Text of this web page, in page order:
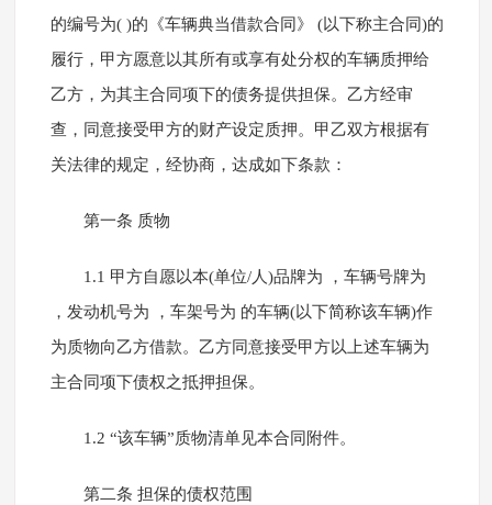
的编号为( )的《车辆典当借款合同》 (以下称主合同)的
履行，甲方愿意以其所有或享有处分权的车辆质押给
乙方，为其主合同项下的债务提供担保。乙方经审
查，同意接受甲方的财产设定质押。甲乙双方根据有
关法律的规定，经协商，达成如下条款：
第一条 质物
1.1 甲方自愿以本(单位/人)品牌为 ，车辆号牌为
，发动机号为 ，车架号为 的车辆(以下简称该车辆)作
为质物向乙方借款。乙方同意接受甲方以上述车辆为
主合同项下债权之抵押担保。
1.2 “该车辆”质物清单见本合同附件。
第二条 担保的债权范围